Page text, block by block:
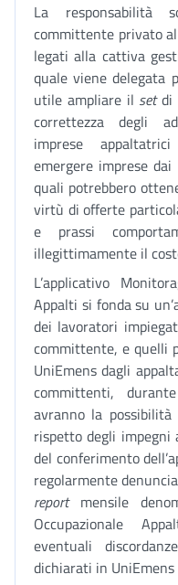
La responsabilità
committente privato
legati alla cattiva
quale viene delegata
utile ampliare il setdi
correttezza degli
imprese
emergere imprese
quali potrebbero
virtù di offerte
e prassi
illegittimamente il
L’applicativo
Appalti si fonda su
dei lavoratori
committente, e quelli
UniEmens dagli
committenti,
avranno la
rispetto degli impegni
del conferimento
regolarmente
reportmensile
Occupazionale
eventuali
dichiarati in